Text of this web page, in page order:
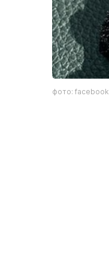
фото: facebook